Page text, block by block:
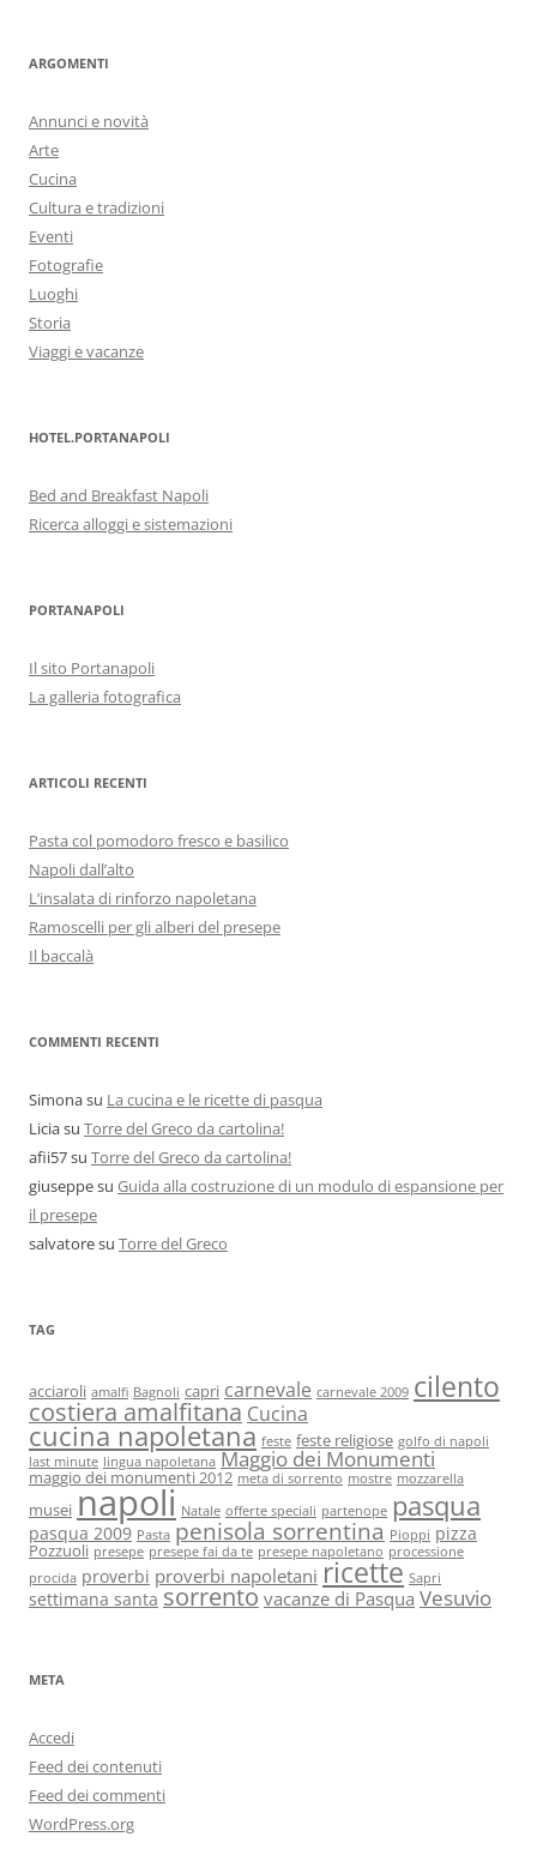
ARGOMENTI
Annunci e novità
Arte
Cucina
Cultura e tradizioni
Eventi
Fotografie
Luoghi
Storia
Viaggi e vacanze
HOTEL.PORTANAPOLI
Bed and Breakfast Napoli
Ricerca alloggi e sistemazioni
PORTANAPOLI
Il sito Portanapoli
La galleria fotografica
ARTICOLI RECENTI
Pasta col pomodoro fresco e basilico
Napoli dall’alto
L’insalata di rinforzo napoletana
Ramoscelli per gli alberi del presepe
Il baccalà
COMMENTI RECENTI
Simonasu La cucina e le ricette di pasqua
Liciasu Torre del Greco da cartolina!
afii57su Torre del Greco da cartolina!
giuseppesu Guida alla costruzione di un modulo di espansione per
il presepe
salvatoresu Torre del Greco
TAG
acciaroli amalfi Bagnoli capri carnevale carnevale 2009 cilento
costiera amalfitana Cucina
cucina napoletana feste feste religiose golfo di napoli
last minute lingua napoletana Maggio dei Monumenti
maggio dei monumenti 2012 meta di sorrento mostre mozzarella
musei napoli Natale offerte speciali partenope pasqua
pasqua 2009 Pasta penisola sorrentina Pioppi pizza
Pozzuoli presepe presepe fai da te presepe napoletano processione
procida proverbi proverbi napoletani ricette Sapri
settimana santa sorrento vacanze di Pasqua Vesuvio
META
Accedi
Feed dei contenuti
Feed dei commenti
WordPress.org